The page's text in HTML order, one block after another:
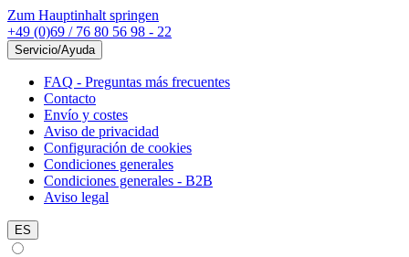
Zum Hauptinhalt springen
+49 (0)69 / 76 80 56 98 - 22
Servicio/Ayuda
FAQ - Preguntas más frecuentes
Contacto
Envío y costes
Aviso de privacidad
Configuración de cookies
Condiciones generales
Condiciones generales - B2B
Aviso legal
ES